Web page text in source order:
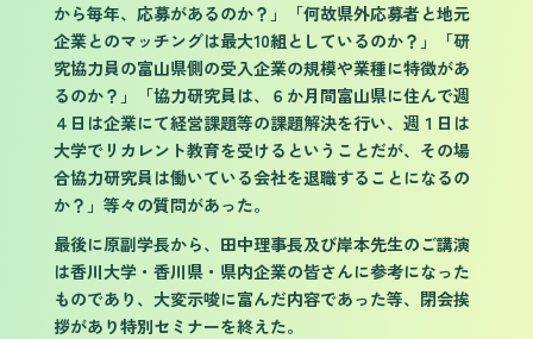
から毎年、応募があるのか？」「何故県外応募者と地元
企業とのマッチングは最大10組としているのか？」「研
究協力員の富山県側の受入企業の規模や業種に特徴があ
るのか？」「協力研究員は、６か月間富山県に住んで週
４日は企業にて経営課題等の課題解決を行い、週１日は
大学でリカレント教育を受けるということだが、その場
合協力研究員は働いている会社を退職することになるの
か？」等々の質問があった。
最後に原副学長から、田中理事長及び岸本先生のご講演
は香川大学・香川県・県内企業の皆さんに参考になった
ものであり、大変示唆に富んだ内容であった等、閉会挨
拶があり特別セミナーを終えた。